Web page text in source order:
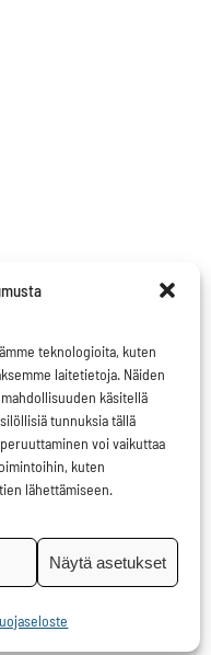
teknologioita, kuten
laitetietoja. Näiden
käsitellä
tunnuksia tällä
voi vaikuttaa
kuten
lähettämiseen.
Näytä asetukset